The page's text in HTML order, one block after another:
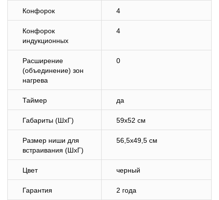
Конфорок 4
Конфорок
индукционных
4
Расширение
(объединение) зон
нагрева
0
Таймер да
Габариты (ШхГ) 59х52 см
Размер ниши для
встраивания (ШхГ)
56,5х49,5 см
Цвет черный
Гарантия 2 года